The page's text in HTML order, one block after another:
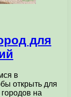
для
в
открыть для
на